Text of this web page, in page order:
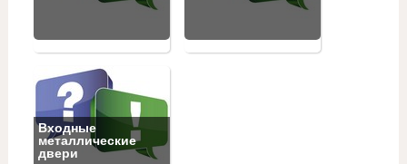
Входные
металлические
двери